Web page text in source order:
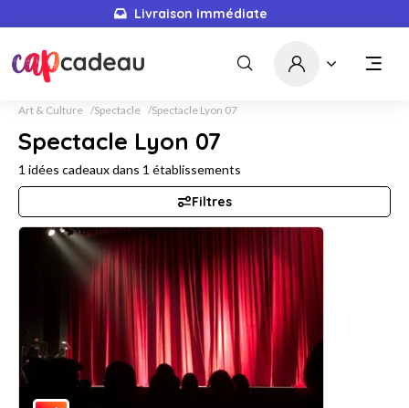
Livraison immédiate
Art & Culture Spectacle Spectacle Lyon 07
Spectacle Lyon 07
1 idées cadeaux dans 1 établissements
Filtres